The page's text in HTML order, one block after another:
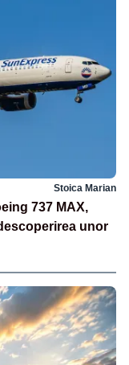
Stoica Marian
737 MAX,
unor